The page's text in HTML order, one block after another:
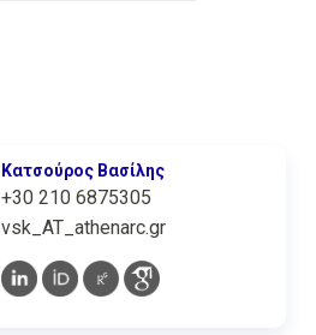
Κατσούρος Βασίλης
+30 210 6875305
vsk_AT_athenarc.gr